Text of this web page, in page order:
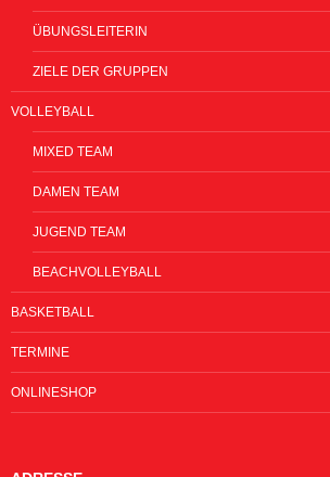
ÜBUNGSLEITERIN
ZIELE DER GRUPPEN
VOLLEYBALL
MIXED TEAM
DAMEN TEAM
JUGEND TEAM
BEACHVOLLEYBALL
BASKETBALL
TERMINE
ONLINESHOP